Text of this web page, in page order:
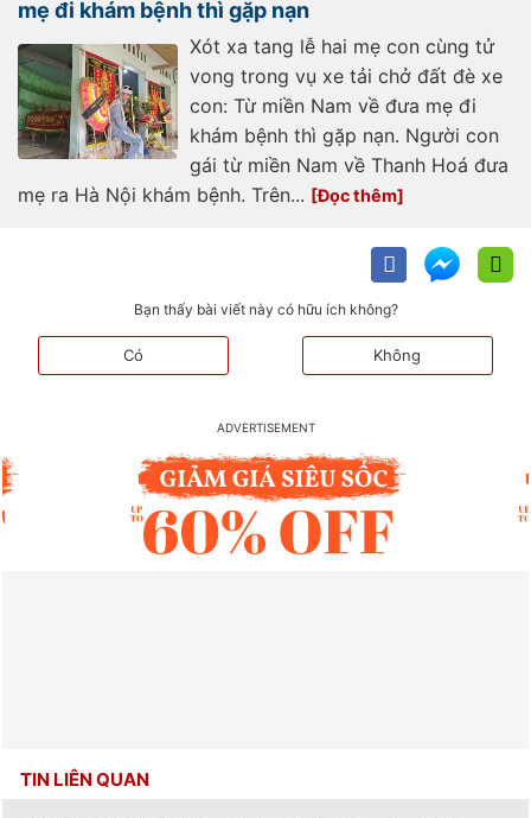
mẹ đi khám bệnh thì gặp nạn
Xót xa tang lễ hai mẹ con cùng tử
vong trong vụ xe tải chở đất đè xe
con: Từ miền Nam về đưa mẹ đi
khám bệnh thì gặp nạn. Người con
gái từ miền Nam về Thanh Hoá đưa
mẹ ra Hà Nội khám bệnh. Trên...
Bạn thấy bài viết này có hữu ích không?
Có Không
TIN LIÊN QUAN